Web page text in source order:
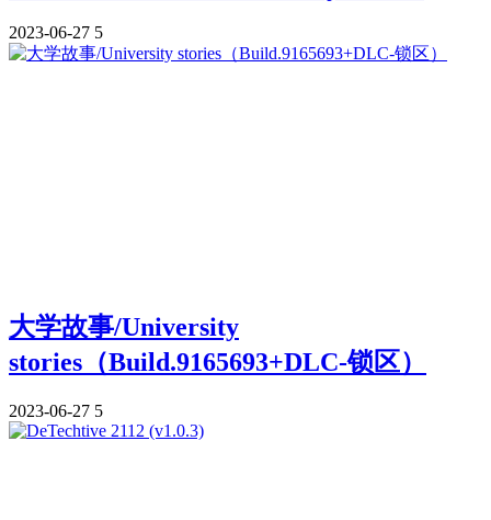
2023-06-27 5
大学故事/University
stories（Build.9165693+DLC-锁区）
2023-06-27 5